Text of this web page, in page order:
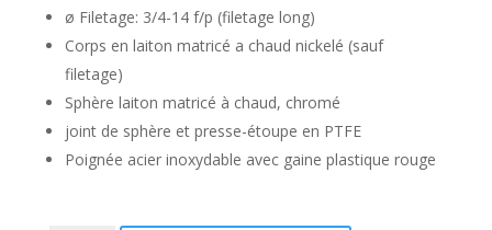
ø Filetage: 3/4-14 f/p (filetage long)
Corps en laiton matricé a chaud nickelé (sauf
filetage)
Sphère laiton matricé à chaud, chromé
joint de sphère et presse-étoupe en PTFE
Poignée acier inoxydable avec gaine plastique rouge